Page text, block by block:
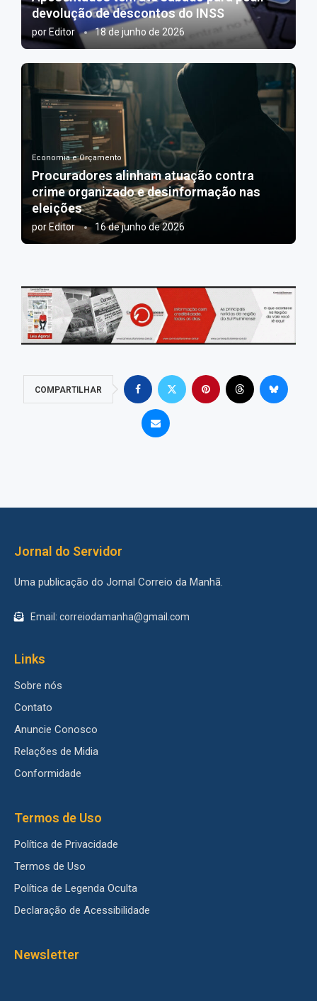
devolução de descontos do INSS
por Editor 18 de junho de 2026
Economia e Orçamento
Procuradores alinham atuação contra
crime organizado e desinformação nas
eleições
por Editor 16 de junho de 2026
COMPARTILHAR
Jornal do Servidor
Uma publicação do Jornal Correio da Manhã.
Email: correiodamanha@gmail.com
Links
Sobre nós
Contato
Anuncie Conosco
Relações de Midia
Conformidade
Termos de Uso
Política de Privacidade
Termos de Uso
Política de Legenda Oculta
Declaração de Acessibilidade
Newsletter